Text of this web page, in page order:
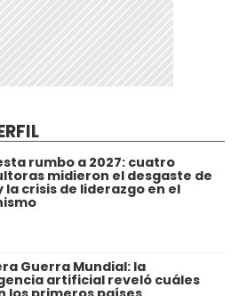
rumbo a 2027: cuatro
midieron el desgaste de
la crisis de liderazgo en el
Guerra Mundial: la
artificial reveló cuáles